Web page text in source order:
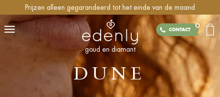
Prijzen alleen gegarandeerd tot het einde van de maand
CONTACT
goud en diamant
DUNE